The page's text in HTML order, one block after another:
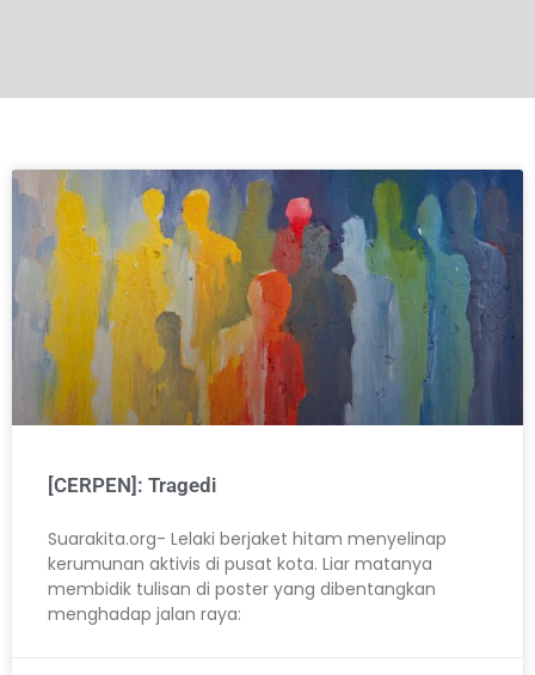
[CERPEN]: Tragedi
Suarakita.org- Lelaki berjaket hitam menyelinap
kerumunan aktivis di pusat kota. Liar matanya
membidik tulisan di poster yang dibentangkan
menghadap jalan raya: